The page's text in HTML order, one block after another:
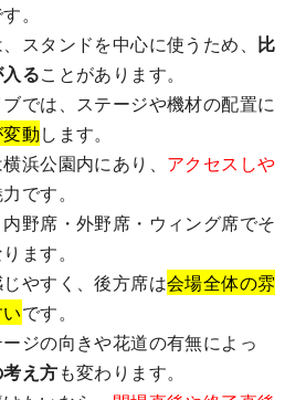
。
スタンドを中心に使うため、 比
ることがあります。
では、ステージや機材の配置に
動します。
浜公園内にあり、 アクセスしや
です。
野席・外野席・ウィング席でそ
ます。
やすく、後方席は会場全体の雰
です。
ジの向きや花道の有無によっ
え方も変わります。